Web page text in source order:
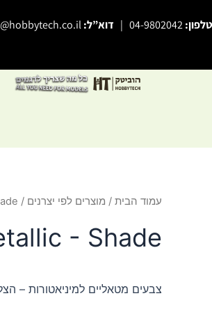
לתוכן
טלפון:04-9802042
| דוא”ל:
עמוד הבית / מוצרים לפי יצרנים /
- Shade
צבעים מטאליים למיניאטורות –